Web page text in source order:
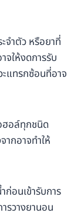
จำตัว หรือยาที่
จให้งดการรับ
แทรกซ้อนที่อาจ
ฮอล์ทุกชนิด
กอาจทำให้
ก่อนเข้ารับการ
รวางยานอน